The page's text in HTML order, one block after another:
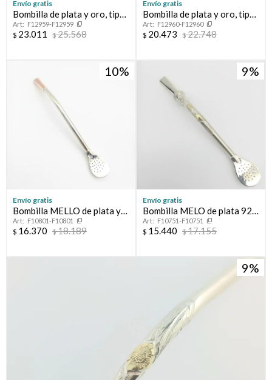
Envío gratis
Bombilla de plata y oro, tipo
MELO.F12959-F12959
$ 23.011 $25.568
Envío gratis
Bombilla de plata y oro, tipo
MELO.F12960-F12960
$ 20.473 $22.748
10
Envío gratis
Bombilla MELLO de plata y
oro 18 ktes.
F10801-F10801
$ 16.370 $18.189
9
Envío gratis
Bombilla MELO de plata 925
y oro 18 ktes.
F10751-F10751
$ 15.440 $17.155
9